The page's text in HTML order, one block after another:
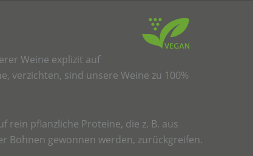
Weine explizit auf
verzichten, sind unsere Weine zu 100%
rein pflanzliche Proteine, die z. B. aus
Bohnen gewonnen werden, zurückgreifen.